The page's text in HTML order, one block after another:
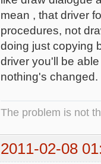
mean , that driver
procedures, not
doing just copying
driver you'll be
nothing's changed.
The problem is not
2011-02-08